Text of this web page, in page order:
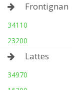
Frontignan
34110
23200
Lattes
34970